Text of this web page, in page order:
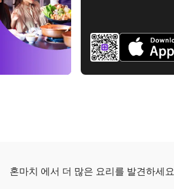
혼마치 에서 더 많은 요리를 발견하세요